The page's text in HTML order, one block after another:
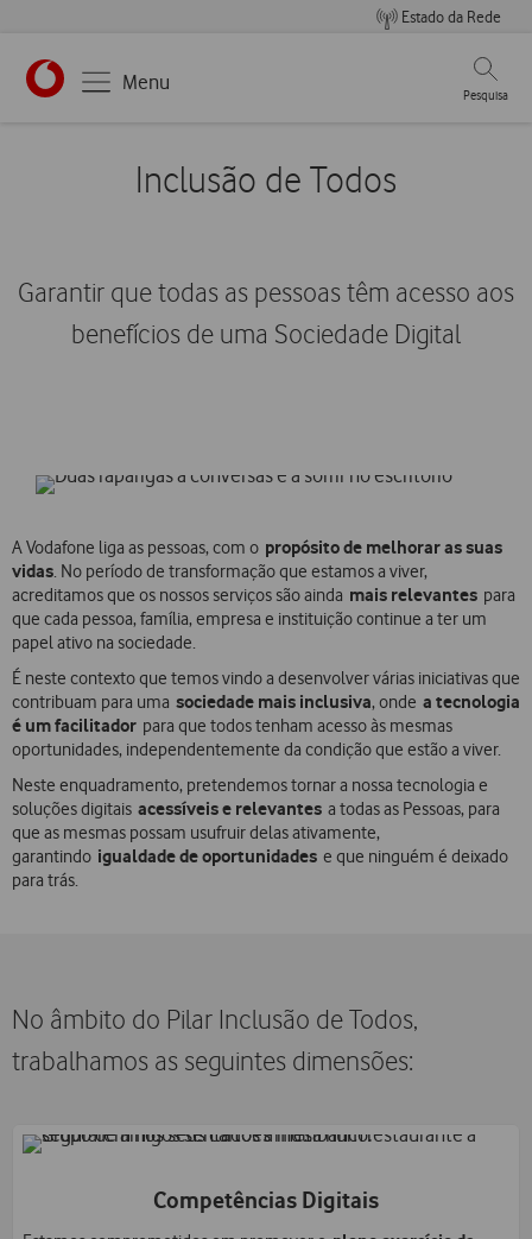
Estado da Rede
Menu
Pesquisa
Inclusão de Todos
Garantir que todas as pessoas têm acesso aos
benefícios de uma Sociedade Digital
A Vodafone liga as pessoas, com o propósito de melhorar as suas
vidas. No período de transformação que estamos a viver,
acreditamos que os nossos serviços são ainda mais relevantes para
que cada pessoa, família, empresa e instituição continue a ter um
papel ativo na sociedade.
É neste contexto que temos vindo a desenvolver várias iniciativas que
contribuam para uma sociedade mais inclusiva, onde a tecnologia
é um facilitador para que todos tenham acesso às mesmas
oportunidades, independentemente da condição que estão a viver.​
Neste enquadramento, pretendemos tornar a nossa tecnologia e
soluções digitais acessíveis e relevantes a todas as Pessoas, para
que as mesmas possam usufruir delas ativamente,
garantindo igualdade de oportunidades e que ninguém é deixado
para trás.​
No âmbito do Pilar Inclusão de Todos,
trabalhamos as seguintes dimensões:​
Competências Digitais​